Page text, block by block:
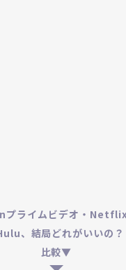
プライムビデオ・
、結局どれがいいの
比較▼